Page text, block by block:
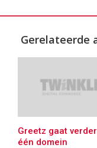
Gerelateerde
Greetz gaat
één domein